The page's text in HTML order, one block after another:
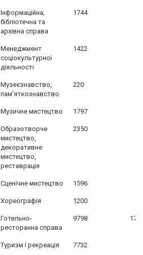
Інформаційна,
бібліотечна та
архівна справа
1744
Менеджмент
соціокультурної
діяльності
1422
Музеєзнавство,
пам’яткознавство
220
Музичне мистецтво 1797
Образотворче
мистецтво,
декоративне
мистецтво,
реставрація
2350
Сценічне мистецтво 1596
Хореографія 1200
Готельно-
ресторанна справа
9798
Туризм і рекреація 7732